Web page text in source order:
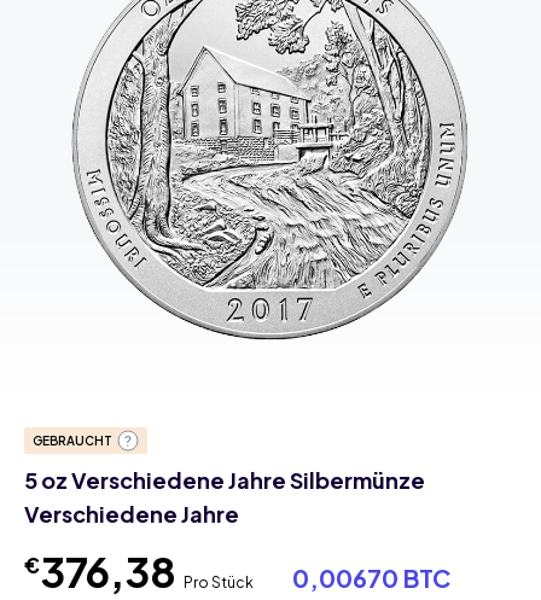
GEBRAUCHT
5 oz Verschiedene Jahre Silbermünze
Verschiedene Jahre
€376,38 Pro Stück 0,00670 BTC